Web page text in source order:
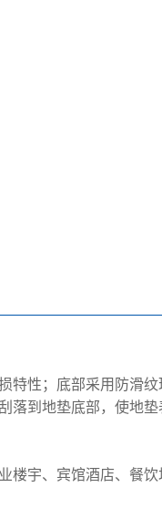
特性；底部采用防滑纹
落到地垫底部，使地
楼宇、宾馆酒店、餐饮